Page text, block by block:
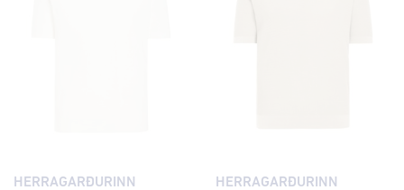
HERRAGARÐURINN
HERRAGARÐURINN